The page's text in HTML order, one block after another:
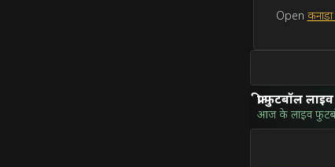
Open
फ्री फुटबॉल लाइव
आज के लाइव